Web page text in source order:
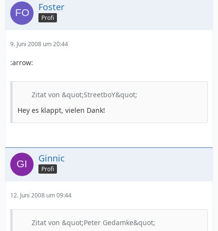
Foster
Profi
9. Juni 2008 um 20:44
:arrow:
Zitat von &quot;StreetboY&quot;
Hey es klappt, vielen Dank!
Ginnic
Profi
12. Juni 2008 um 09:44
Zitat von &quot;Peter Gedamke&quot;